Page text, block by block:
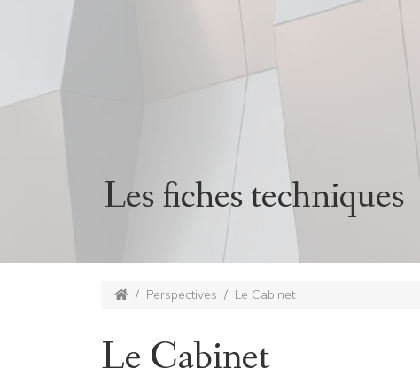
Les fiches techniques
Perspectives Le Cabinet
Le Cabinet